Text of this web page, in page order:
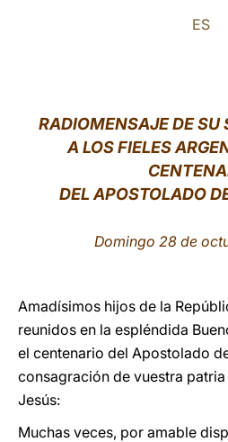
ES
RADIOMENSAJE DE SU
A LOS FIELES
DEL APOSTOLADO
Domingo 28 de
Amadísimos hijos de la
reunidos en la espléndida
el centenario del Apostolado
consagración de vuestra
Jesús:
Muchas veces, por amable